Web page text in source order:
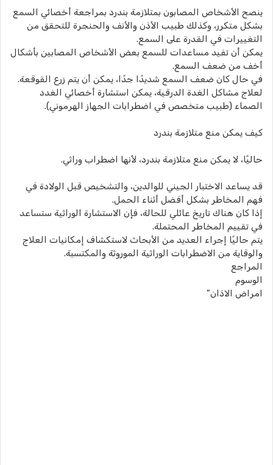
ينصح الأشخاص المصابون بمتلازمة بندرد بمراجعة أخصائي السمع
بشكل متكرر، وكذلك طبيب الأذن والأنف والحنجرة للتحقق من
التغييرات في القدرة على السمع.
يمكن أن تفيد مساعدات للسمع بعض الأشخاص المصابين بأشكال
أخف من ضعف السمع.
في حال كان ضعف السمع شديدًا جدًا، يمكن أن يتم زرع القوقعة.
لعلاج مشاكل الغدة الدرقية، يمكن استشارة أخصائي الغدد
الصماء (طبيب متخصص في اضطرابات الجهاز الهرموني).
كيف يمكن منع متلازمة بندرد
حاليًا، لا يمكن منع متلازمة بندرد، لأنها اضطراب وراثي.
قد يساعد الاختبار الجيني للوالدين، والتشخيص قبل الولادة في
فهم المخاطر بشكل أفضل أثناء الحمل.
إذا كان هناك تاريخ عائلي للحالة، فإن الاستشارة الوراثية ستساعد
في تقييم المخاطر المحتملة.
يتم حاليًا إجراء العديد من الأبحاث لاستكشاف إمكانيات العلاج
والوقاية من الاضطرابات الوراثية الموروثة والمكتسبة.
المراجع
الوسوم
امراض الاذان"